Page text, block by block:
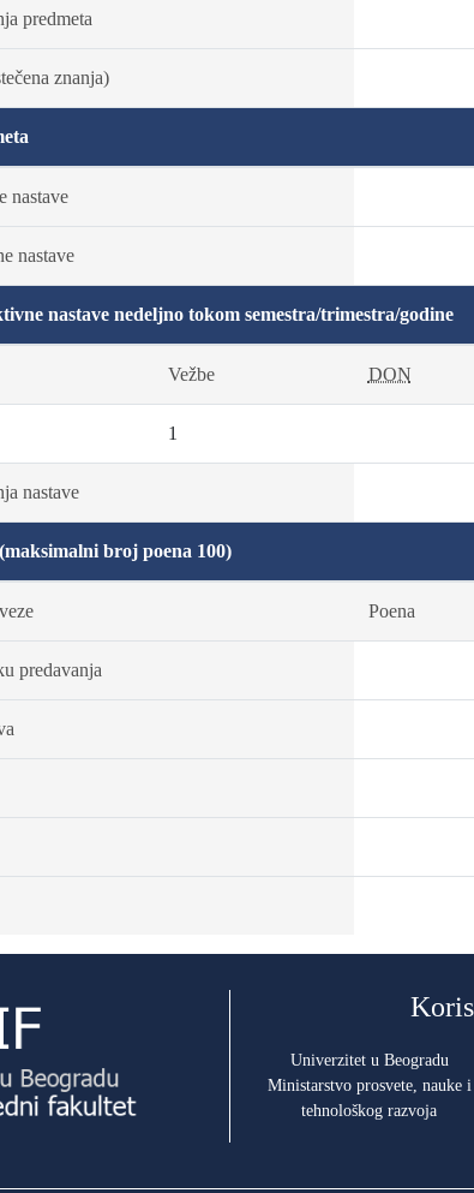
predmeta
znanja)
nastave
nastave
nastave nedeljno tokom semestra/trimestra/godine
Vežbe DON
1
nastave
broj poena 100)
Poena
predavanja
Univerzitet u Beogradu
Ministarstvo prosvete, nauke i
tehnološkog razvoja